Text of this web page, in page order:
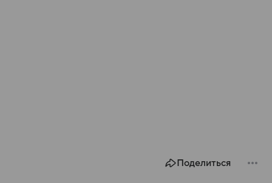
Поделиться